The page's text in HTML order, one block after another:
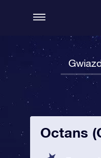
Octans